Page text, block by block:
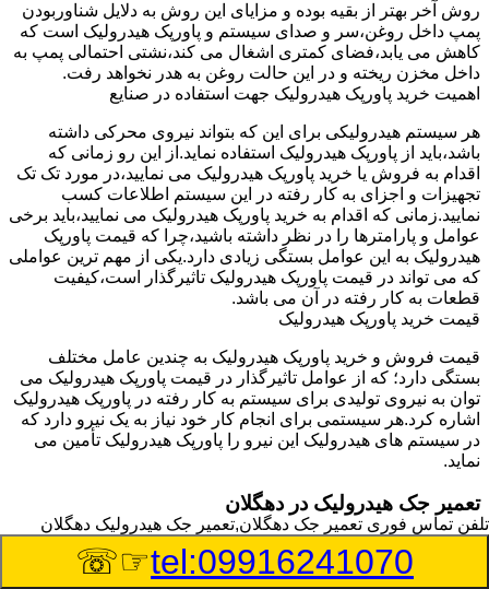
روش آخر بهتر از بقیه بوده و مزایای این روش به دلایل شناوربودن
پمپ داخل روغن،سر و صدای سیستم و پاورپک هیدرولیک است که
کاهش می یابد،فضای کمتری اشغال می کند،نشتی احتمالی پمپ به
داخل مخزن ریخته و در این حالت روغن به هدر نخواهد رفت.
اهمیت خرید پاورپک هیدرولیک جهت استفاده در صنایع
هر سیستم هیدرولیکی برای این که بتواند نیروی محرکی داشته
باشد،باید از پاورپک هیدرولیک استفاده نماید.از این رو زمانی که
اقدام به فروش یا خرید پاورپک هیدرولیک می نمایید،در مورد تک تک
تجهیزات و اجزای به کار رفته در این سیستم اطلاعات کسب
نمایید.زمانی که اقدام به خرید پاورپک هیدرولیک می نمایید،باید برخی
عوامل و پارامترها را در نظر داشته باشید،چرا که قیمت پاورپک
هیدرولیک به این عوامل بستگی زیادی دارد.یکی از مهم ترین عواملی
که می تواند در قیمت پاورپک هیدرولیک تاثیرگذار است،کیفیت
قطعات به کار رفته در آن می باشد.
قیمت خرید پاورپک هیدرولیک
قیمت فروش و خرید پاورپک هیدرولیک به چندین عامل مختلف
بستگی دارد؛ که از عوامل تاثیرگذار در قیمت پاورپک هیدرولیک می
توان به نیروی تولیدی برای سیستم به کار رفته در پاورپک هیدرولیک
اشاره کرد.هر سیستمی برای انجام کار خود نیاز به یک نیرو دارد که
در سیستم های هیدرولیک این نیرو را پاورپک هیدرولیک تأمین می
نماید.
تعمیر جک هیدرولیک در دهگلان
وسیله‎ای که با عملکرد خود موجب بلند شدن اهرم و یا وزن سنگین
در یک قسمت می گردد را جک هیدرولیک می نامند.جک هیدرولیک
تلفن تماس فوری تعمیر جک دهگلان,تعمیر جک هیدرولیک دهگلان
tel:09916241070
☞☏